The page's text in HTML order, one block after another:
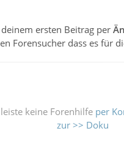
ersten Beitrag per
Forensucher dass es für
keine Forenhilfe per
zur >> Doku